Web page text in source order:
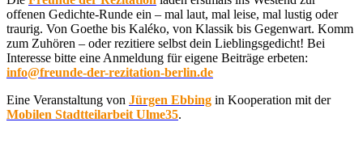
offenen Gedichte-Runde ein – mal laut, mal leise, mal lustig oder
traurig. Von Goethe bis Kaléko, von Klassik bis Gegenwart. Komm
zum Zuhören – oder rezitiere selbst dein Lieblingsgedicht! Bei
Interesse bitte eine Anmeldung für eigene Beiträge erbeten:
info@freunde-der-rezitation-berlin.de
Eine Veranstaltung von Jürgen Ebbing in Kooperation mit der
Mobilen Stadtteilarbeit Ulme35.